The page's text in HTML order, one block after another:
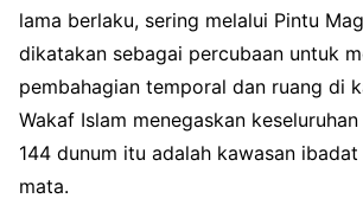
lama berlaku, sering melalui Pintu
dikatakan sebagai percubaan untuk
pembahagian temporal dan ruang di
Wakaf Islam menegaskan
144 dunum itu adalah kawasan
mata.